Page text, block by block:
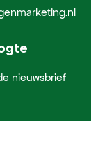
nieuwsbrief